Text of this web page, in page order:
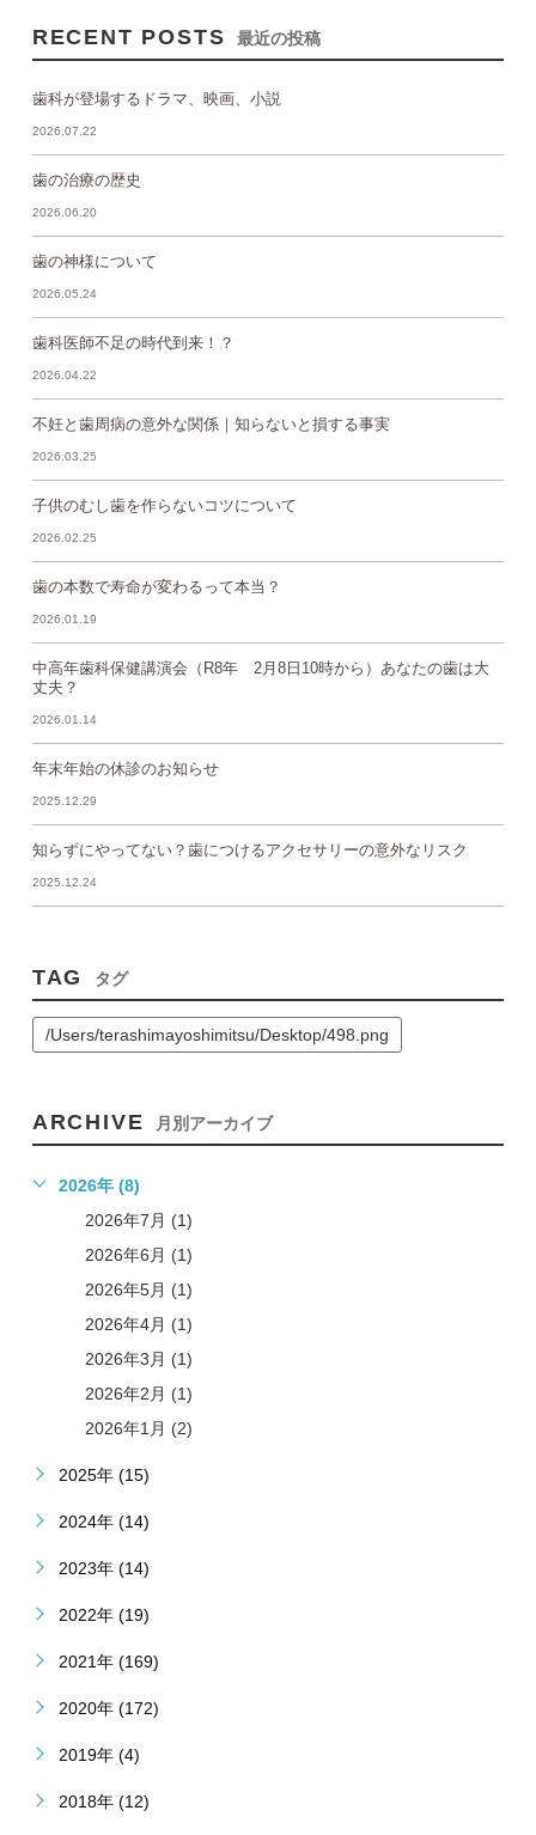
RECENT POSTS 最近の投稿
歯科が登場するドラマ、映画、小説
2026.07.22
歯の治療の歴史
2026.06.20
歯の神様について
2026.05.24
歯科医師不足の時代到来！？
2026.04.22
不妊と歯周病の意外な関係｜知らないと損する事実
2026.03.25
子供のむし歯を作らないコツについて
2026.02.25
歯の本数で寿命が変わるって本当？
2026.01.19
中高年歯科保健講演会（R8年 2月8日10時から）あなたの歯は大
丈夫？
2026.01.14
年末年始の休診のお知らせ
2025.12.29
知らずにやってない？歯につけるアクセサリーの意外なリスク
2025.12.24
TAG タグ
/Users/terashimayoshimitsu/Desktop/498.png
ARCHIVE 月別アーカイブ
2026年 (8)
2026年7月 (1)
2026年6月 (1)
2026年5月 (1)
2026年4月 (1)
2026年3月 (1)
2026年2月 (1)
2026年1月 (2)
2025年 (15)
2024年 (14)
2023年 (14)
2022年 (19)
2021年 (169)
2020年 (172)
2019年 (4)
2018年 (12)